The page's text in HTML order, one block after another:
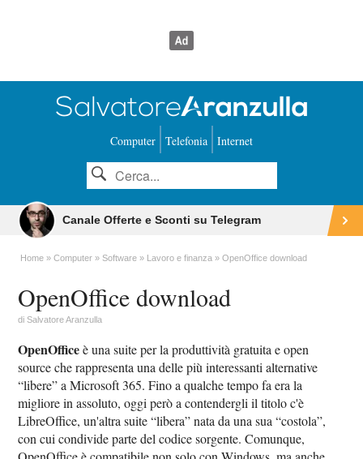
Computer Telefonia Internet
Canale Offerte e Sconti su Telegram
Home Computer Software Lavoro e finanza OpenOffice download
OpenOffice download
diSalvatore Aranzulla
OpenOfficeè una suite per la produttività gratuita e open
source che rappresenta una delle più interessanti alternative
“libere” a Microsoft 365. Fino a qualche tempo fa era la
migliore in assoluto, oggi però a contendergli il titolo c'è
LibreOffice, un'altra suite “libera” nata da una sua “costola”,
con cui condivide parte del codice sorgente. Comunque,